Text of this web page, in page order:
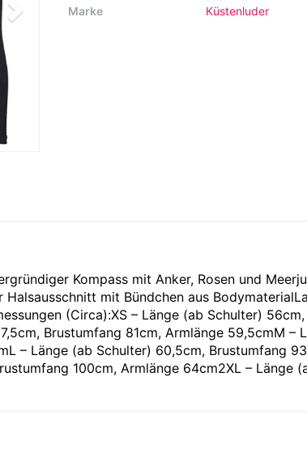
Marke
Küstenluder
Kompass mit Anker, Rosen und
mit Bündchen aus
(Circa):XS – Länge (ab Schulter)
Brustumfang 81cm, Armlänge 59,5cmM –
– Länge (ab Schulter) 60,5cm, Brustumfang
100cm, Armlänge 64cm2XL – Länge